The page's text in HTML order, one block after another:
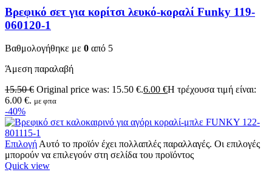
Βρεφικό σετ για κορίτσι λευκό-κοραλί Funky 119-
060120-1
Βαθμολογήθηκε με 0 από 5
Άμεση παραλαβή
15.50€ Original price was: 15.50 €.6.00 €Η τρέχουσα τιμή είναι:
6.00 €. με φπα
-40%
ΕπιλογήΑυτό το προϊόν έχει πολλαπλές παραλλαγές. Οι επιλογές
μπορούν να επιλεγούν στη σελίδα του προϊόντος
Quick view